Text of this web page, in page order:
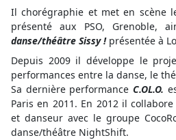
Il chorégraphie et met en scène
présenté aux PSO, Grenoble,
danse/théâtre Sissy !présentée à
Depuis 2009 il développe le
performances entre la danse, le
Sa dernière performance C.OL.O.
Paris en 2011. En 2012 il
et danseur avec le groupe
danse/théâtre NightShift.